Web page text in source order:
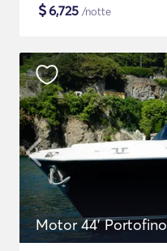
$6,725 /notte
Motor 44' Portofino